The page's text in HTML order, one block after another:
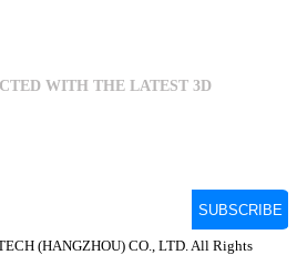
(HANGZHOU) CO., LTD. All Rights